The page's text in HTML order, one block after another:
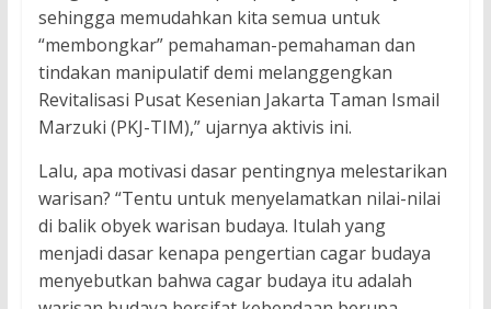
sehingga memudahkan kita semua untuk
“membongkar” pemahaman-pemahaman dan
tindakan manipulatif demi melanggengkan
Revitalisasi Pusat Kesenian Jakarta Taman Ismail
Marzuki (PKJ-TIM),” ujarnya aktivis ini.
Lalu, apa motivasi dasar pentingnya melestarikan
warisan? “Tentu untuk menyelamatkan nilai-nilai
di balik obyek warisan budaya. Itulah yang
menjadi dasar kenapa pengertian cagar budaya
menyebutkan bahwa cagar budaya itu adalah